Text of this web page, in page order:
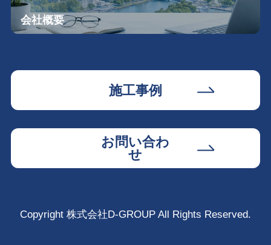
会社概要
施工事例
お問い合わ
せ
Copyright 株式会社D-GROUP All Rights Reserved.